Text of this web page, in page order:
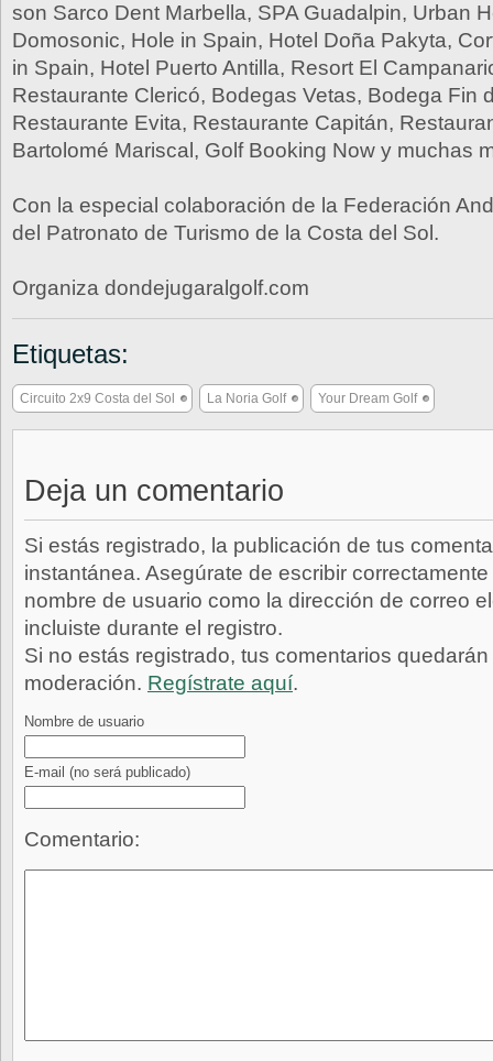
son Sarco Dent Marbella, SPA Guadalpin, Urban
Domosonic, Hole in Spain, Hotel Doña Pakyta,
in Spain, Hotel Puerto Antilla, Resort El
Restaurante Clericó, Bodegas Vetas, Bodega Fin
Restaurante Evita, Restaurante Capitán,
Bartolomé Mariscal, Golf Booking Now y muchas
Con la especial colaboración de la Federación
del Patronato de Turismo de la Costa del Sol.
Organiza dondejugaralgolf.com
Etiquetas:
Circuito 2x9 Costa del Sol La Noria Golf Your Dream Golf
Deja un comentario
Si estás registrado, la publicación de tus
instantánea. Asegúrate de escribir
nombre de usuario como la dirección de correo
incluiste durante el registro.
Si no estás registrado, tus comentarios
moderación. Regístrate aquí.
Nombre de usuario
E-mail (no será publicado)
Comentario: